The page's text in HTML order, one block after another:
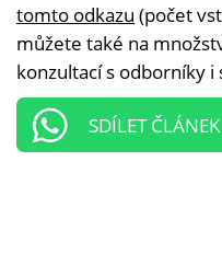
tomto odkazu (počet
můžete také na
konzultací s odborníky
SDÍLET ČLÁNEK